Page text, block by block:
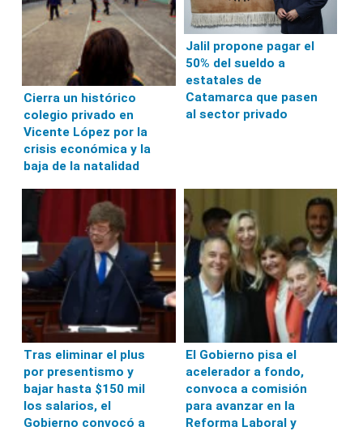
Cierra un histórico
colegio privado en
Vicente López por la
crisis económica y la
baja de la natalidad
Jalil propone pagar el
50% del sueldo a
estatales de
Catamarca que pasen
al sector privado
Tras eliminar el plus
por presentismo y
bajar hasta $150 mil
los salarios, el
Gobierno convocó a
El Gobierno pisa el
acelerador a fondo,
convoca a comisión
para avanzar en la
Reforma Laboral y